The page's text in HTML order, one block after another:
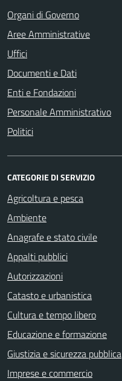
Organi di Governo
Aree Amministrative
Uffici
Documenti e Dati
Enti e Fondazioni
Personale Amministrativo
Politici
CATEGORIE DI SERVIZIO
Agricoltura e pesca
Ambiente
Anagrafe e stato civile
Appalti pubblici
Autorizzazioni
Catasto e urbanistica
Cultura e tempo libero
Educazione e formazione
Giustizia e sicurezza pubblica
Imprese e commercio